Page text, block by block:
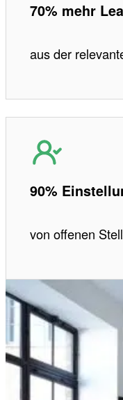
70% mehr
aus der
90%
von offenen